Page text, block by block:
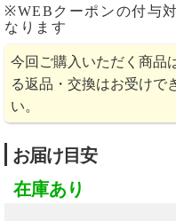
※WEBクーポンの付与
なります
今回ご購入いただく商品
る返品・交換はお受けで
い。
お届け目安
在庫あり